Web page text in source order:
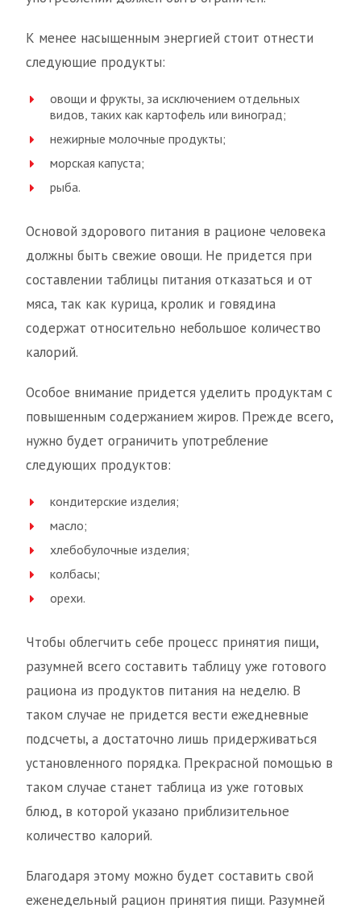
К менее насыщенным энергией стоит отнести
следующие продукты:
овощи и фрукты, за исключением отдельных
видов, таких как картофель или виноград;
нежирные молочные продукты;
морская капуста;
рыба.
Основой здорового питания в рационе человека
должны быть свежие овощи. Не придется при
составлении таблицы питания отказаться и от
мяса, так как курица, кролик и говядина
содержат относительно небольшое количество
калорий.
Особое внимание придется уделить продуктам с
повышенным содержанием жиров. Прежде всего,
нужно будет ограничить употребление
следующих продуктов:
кондитерские изделия;
масло;
хлебобулочные изделия;
колбасы;
орехи.
Чтобы облегчить себе процесс принятия пищи,
разумней всего составить таблицу уже готового
рациона из продуктов питания на неделю. В
таком случае не придется вести ежедневные
подсчеты, а достаточно лишь придерживаться
установленного порядка. Прекрасной помощью в
таком случае станет таблица из уже готовых
блюд, в которой указано приблизительное
количество калорий.
Благодаря этому можно будет составить свой
еженедельный рацион принятия пищи. Разумней